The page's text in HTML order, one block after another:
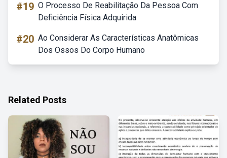
#19 O Processo De Reabilitação Da Pessoa Com
Deficiência Física Adquirida
#20 Ao Considerar As Características Anatômicas
Dos Ossos Do Corpo Humano
Related Posts